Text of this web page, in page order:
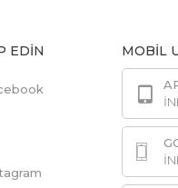
EDİN MOBİL